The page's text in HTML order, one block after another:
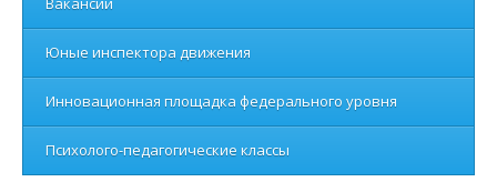
Юные инспектора движения
Инновационная площадка федерального уровня
Психолого-педагогические классы